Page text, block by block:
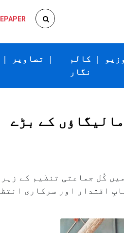
EPAPER
| تصاویر |
کالم
نگار
|
سے مالیگاؤں کے بڑے
میں کُل جماعتی تنظیم کے زیر
اقتدار اور سرکاری